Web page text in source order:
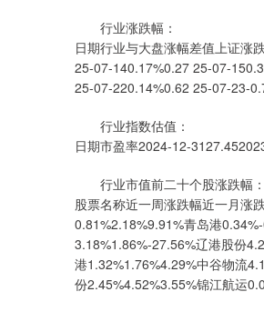
行业涨跌幅：
日期行业与大盘涨幅差值上证
25-07-140.17%0.27 25-07-
25-07-220.14%0.62 25-07-23-
行业指数估值：
日期市盈率2024-12-
行业市值前二十个股涨跌幅：
股票名称近一周涨跌幅近一月涨
0.81%2.18%9.91%青岛港
3.18%1.86%-27.56%辽港股份
港1.32%1.76%4.29%中谷物流
份2.45%4.52%3.55%锦江航运